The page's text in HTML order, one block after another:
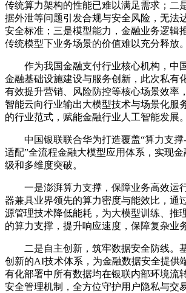
传统算力架构的性能已难以满足需求；二
据外泄等问题引发合规与安全风险，无法
安全标准；三是模型能力，金融业务逻辑
传统模型下业务场景的价值难以充分释放。
作为我国金融支付行业核心机构，中
金融基础设施建设与服务创新，此次私有
有效提升营销、风险防控等核心场景效率
智能云向行业输出大模型技术与场景化服
的行业范式，赋能金融行业人工智能发展。
中国银联联合华为打造覆盖“算力支
适配”全流程金融大模型应用体系，实现
级和多维度突破。
一是澎湃算力支撑，保障业务高效运
器兼具业界领先的算力密度与能效比，通
源管理技术降低能耗，为大模型训练、推
的算力支撑，提升响应速度，保障复杂业
二是自主创新，筑牢数据安全防线。
创新的AI技术体系，为金融数据安全提供
有化部署中所有数据均在银联内部环境流
安全管理机制，全方位守护用户隐私与交